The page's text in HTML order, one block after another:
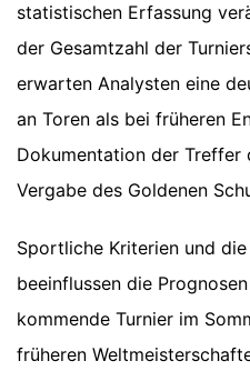
statistischen Erfassung
der Gesamtzahl der
erwarten Analysten eine
an Toren als bei früheren
Dokumentation der Treffer
Vergabe des Goldenen
Sportliche Kriterien und
beeinflussen die
kommende Turnier im
früheren